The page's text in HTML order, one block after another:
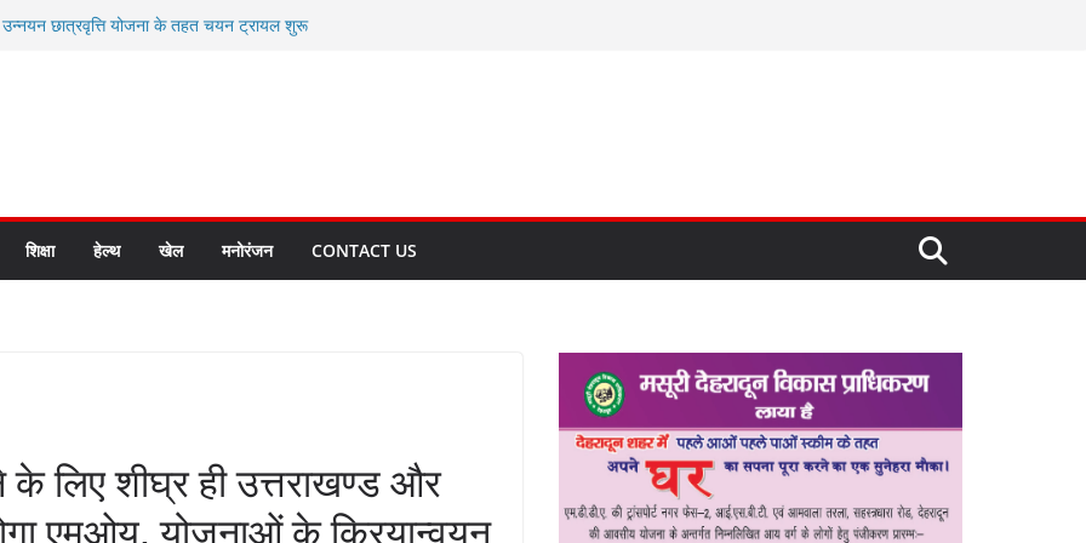
उन्नयन छात्रवृत्ति योजना के तहत चयन ट्रायल शुरू
के लिए अल्मोड़ा की गर्विता भाकुनी का
मित्र कैडेट्स का हुआ है चयन
सबसे बड़ी ताकत : मुख्यमंत्री पुष्कर सिंह धामी
बनाने के संकल्प को करना होगा साकार- मुख्यमंत्री
शिक्षा हेल्थ खेल मनोरंजन CONTACT US
के लिए शीघ्र ही उत्तराखण्ड और
एमओयू, योजनाओं के क्रियान्वयन